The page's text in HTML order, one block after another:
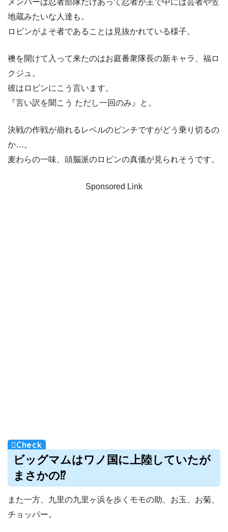
メンバーは忍者部隊だけあって忍者が主で中には芸者や笠
地蔵みたいな人達も。
ロビンがよそ者であることは見抜かれている様子。
襖を開けて入って来たのはお庭番衆隊長の新キャラ、福ロ
クジュ。
彼はロビンにこう言います。
『言い訳を聞こう ただし一回のみ』と。
決戦の作戦が崩れるレベルのピンチですがどう乗り切るの
か…。
麦わらの一味、頭脳派のロビンの真価が見られそうです。
Sponsored Link
ビッグマムはワノ国に上陸していたが
まさかの⁉︎
また一方、九里の九里ヶ浜を歩くモモの助、お玉、お菊、
チョッパー。